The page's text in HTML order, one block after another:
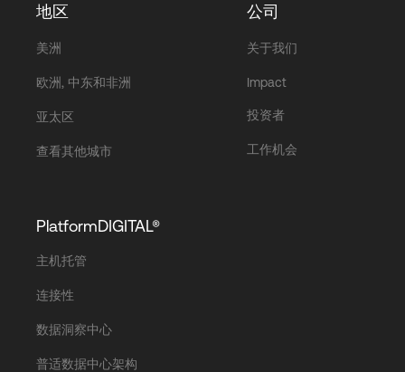
地区
美洲
欧洲, 中东和非洲
亚太区
查看其他城市
公司
关于我们
Impact
投资者
工作机会
PlatformDIGITAL®
主机托管
连接性
数据洞察中心
普适数据中心架构